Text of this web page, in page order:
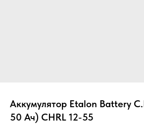
Аккумулятор Etalon Battery
50 Ач) CHRL 12-55